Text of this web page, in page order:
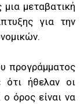
μεταβατική
για την
προγράμματος
ήθελαν οι
ο όρος είναι να